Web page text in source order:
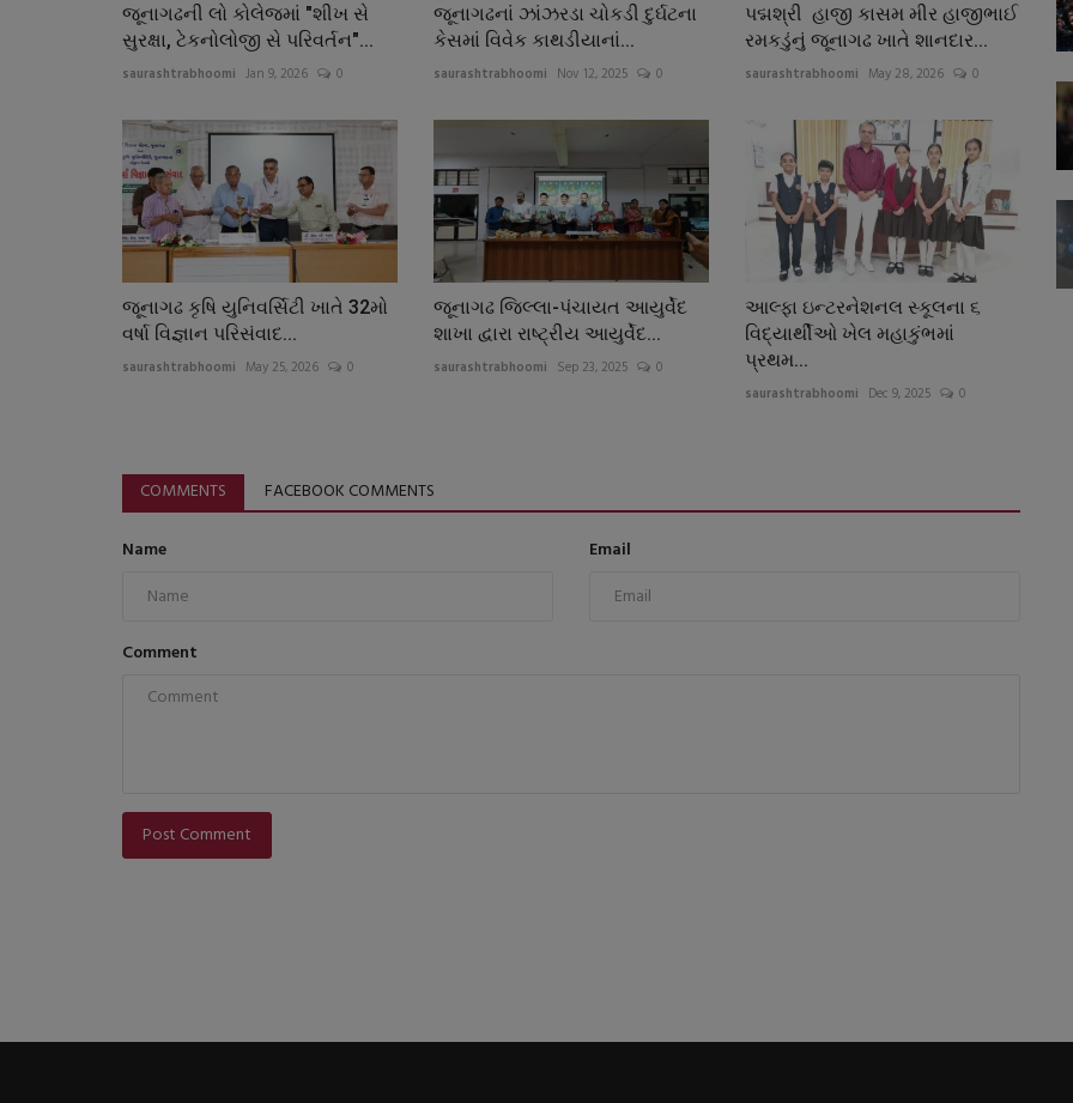
જૂનાગઢની લો કોલેજમાં "શીખ સે
સુરક્ષા, ટેકનોલોજી સે પરિવર્તન"...
saurashtrabhoomi Jan 9, 2026 0
જૂનાગઢનાં ઝાંઝરડા ચોકડી દુર્ઘટના
કેસમાં વિવેક કાથડીયાનાં...
saurashtrabhoomi Nov 12, 2025 0
પદ્મશ્રી હાજી કાસમ મીર હાજીભાઈ
રમકડુંનું જૂનાગઢ ખાતે શાનદાર...
saurashtrabhoomi May 28, 2026 0
જૂનાગઢ કૃષિ યુનિવર્સિટી ખાતે 32મો
વર્ષા વિજ્ઞાન પરિસંવાદ...
saurashtrabhoomi May 25, 2026 0
જૂનાગઢ જિલ્લા-પંચાયત આયુર્વેદ
શાખા દ્વારા રાષ્ટ્રીય આયુર્વેદ...
saurashtrabhoomi Sep 23, 2025 0
આલ્ફા ઇન્ટરનેશનલ સ્કૂલના ૬
વિદ્યાર્થીઓ ખેલ મહાકુંભમાં
પ્રથમ...
saurashtrabhoomi Dec 9, 2025 0
COMMENTS FACEBOOK COMMENTS
Name Email
Comment
Post Comment